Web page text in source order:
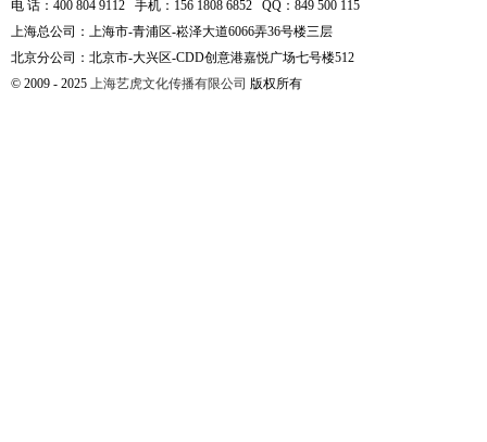
电 话：400 804 9112 手机：156 1808 6852 QQ：849 500 115
上海总公司：上海市-青浦区-崧泽大道6066弄36号楼三层
北京分公司：北京市-大兴区-CDD创意港嘉悦广场七号楼512
© 2009 - 2025 上海艺虎文化传播有限公司 版权所有